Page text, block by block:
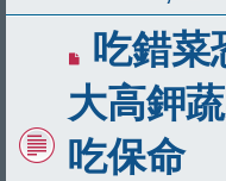
吃錯菜
大高鉀
吃保命